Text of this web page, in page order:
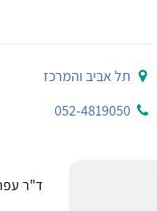
תל אביב והמרכז
052-4819050
ד"ר